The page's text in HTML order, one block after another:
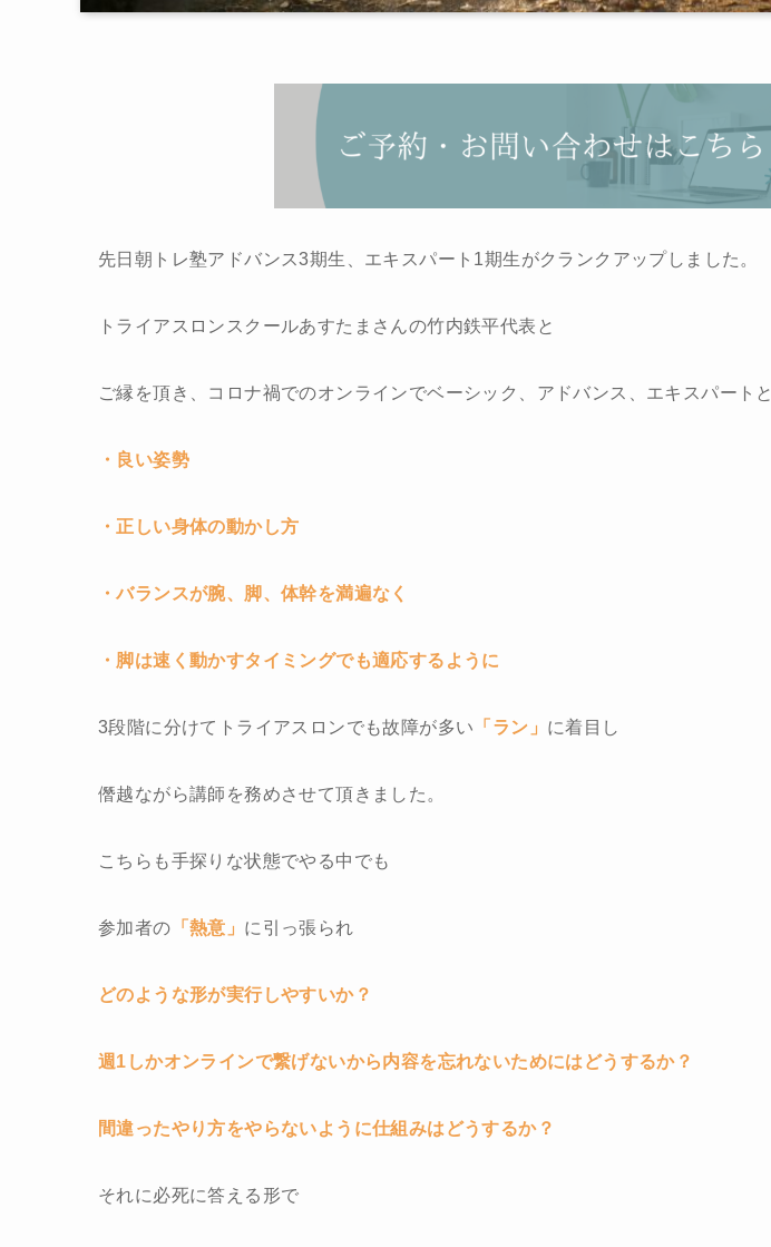
先日朝トレ塾アドバンス3期生、エキスパート1期生がクランクアップしました。
トライアスロンスクールあすたまさんの竹内鉄平代表と
ご縁を頂き、コロナ禍でのオンラインでベーシック、アドバンス、エキスパートと
・良い姿勢
・正しい身体の動かし方
・バランスが腕、脚、体幹を満遍なく
・脚は速く動かすタイミングでも適応するように
3段階に分けてトライアスロンでも故障が多い 「ラン」 に着目し
僭越ながら講師を務めさせて頂きました。
こちらも手探りな状態でやる中でも
参加者の 「熱意」 に引っ張られ
どのような形が実行しやすいか？
週1しかオンラインで繋げないから内容を忘れないためにはどうするか？
間違ったやり方をやらないように仕組みはどうするか？
それに必死に答える形で